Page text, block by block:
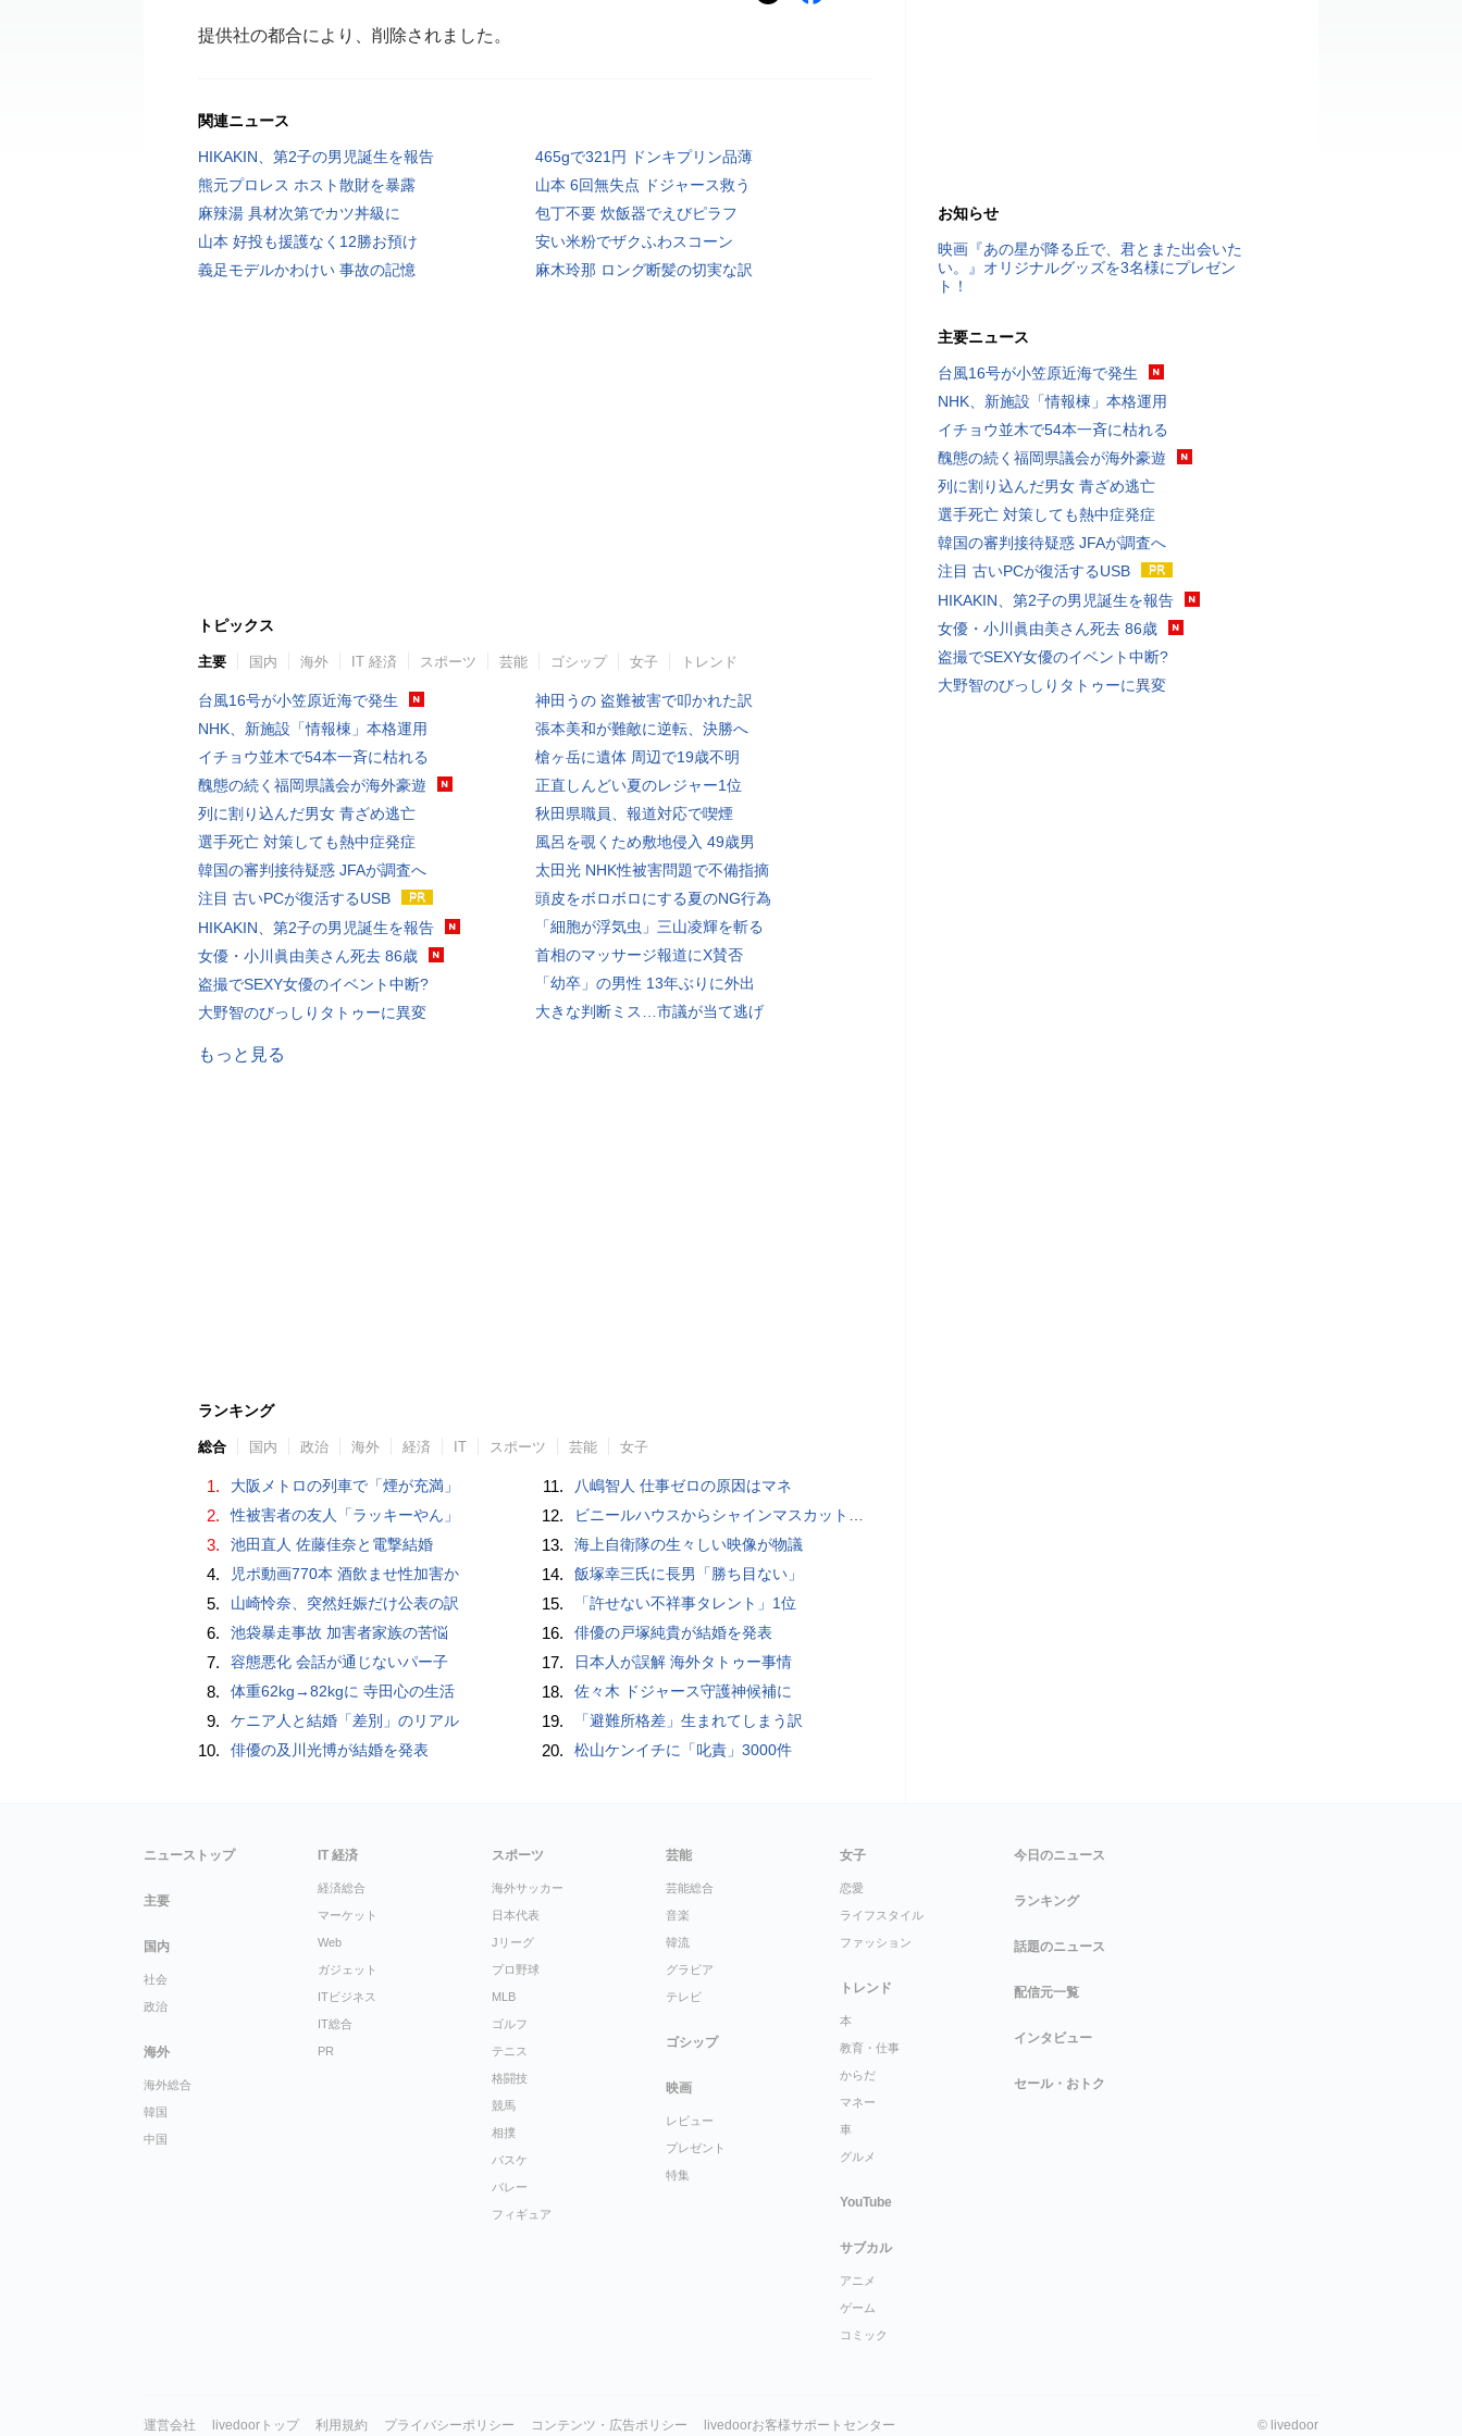
提供社の都合により、削除されました。
関連ニュース
HIKAKIN、第2子の男児誕生を報告
465gで321円 ドンキプリン品薄
熊元プロレス ホスト散財を暴露
山本 6回無失点 ドジャース救う
麻辣湯 具材次第でカツ丼級に
包丁不要 炊飯器でえびピラフ
山本 好投も援護なく12勝お預け
安い米粉でザクふわスコーン
義足モデルかわけい 事故の記憶
麻木玲那 ロング断髪の切実な訳
トピックス
主要 国内 海外 IT 経済 スポーツ 芸能 ゴシップ 女子 トレンド
台風16号が小笠原近海で発生
NHK、新施設「情報棟」本格運用
イチョウ並木で54本一斉に枯れる
醜態の続く福岡県議会が海外豪遊
列に割り込んだ男女 青ざめ逃亡
選手死亡 対策しても熱中症発症
韓国の審判接待疑惑 JFAが調査へ
注目 古いPCが復活するUSB
HIKAKIN、第2子の男児誕生を報告
女優・小川眞由美さん死去 86歳
盗撮でSEXY女優のイベント中断?
大野智のびっしりタトゥーに異変
神田うの 盗難被害で叩かれた訳
張本美和が難敵に逆転、決勝へ
槍ヶ岳に遺体 周辺で19歳不明
正直しんどい夏のレジャー1位
秋田県職員、報道対応で喫煙
風呂を覗くため敷地侵入 49歳男
太田光 NHK性被害問題で不備指摘
頭皮をボロボロにする夏のNG行為
「細胞が浮気虫」三山凌輝を斬る
首相のマッサージ報道にX賛否
「幼卒」の男性 13年ぶりに外出
大きな判断ミス…市議が当て逃げ
もっと見る
ランキング
総合 国内 政治 海外 経済 IT スポーツ 芸能 女子
1. 大阪メトロの列車で「煙が充満」
2. 性被害者の友人「ラッキーやん」
3. 池田直人 佐藤佳奈と電撃結婚
4. 児ポ動画770本 酒飲ませ性加害か
5. 山崎怜奈、突然妊娠だけ公表の訳
6. 池袋暴走事故 加害者家族の苦悩
7. 容態悪化 会話が通じないパー子
8. 体重62kg→82kgに 寺田心の生活
9. ケニア人と結婚「差別」のリアル
10. 俳優の及川光博が結婚を発表
11. 八嶋智人 仕事ゼロの原因はマネ
12. ビニールハウスからシャインマスカット約200房を盗んだ疑い ネットで販売か 無職の男（42）逮捕 岡山県警
13. 海上自衛隊の生々しい映像が物議
14. 飯塚幸三氏に長男「勝ち目ない」
15. 「許せない不祥事タレント」1位
16. 俳優の戸塚純貴が結婚を発表
17. 日本人が誤解 海外タトゥー事情
18. 佐々木 ドジャース守護神候補に
19. 「避難所格差」生まれてしまう訳
20. 松山ケンイチに「叱責」3000件
お知らせ
映画『あの星が降る丘で、君とまた出会いた
い。』オリジナルグッズを3名様にプレゼン
ト！
主要ニュース
台風16号が小笠原近海で発生
NHK、新施設「情報棟」本格運用
イチョウ並木で54本一斉に枯れる
醜態の続く福岡県議会が海外豪遊
列に割り込んだ男女 青ざめ逃亡
選手死亡 対策しても熱中症発症
韓国の審判接待疑惑 JFAが調査へ
注目 古いPCが復活するUSB
HIKAKIN、第2子の男児誕生を報告
女優・小川眞由美さん死去 86歳
盗撮でSEXY女優のイベント中断?
大野智のびっしりタトゥーに異変
ニューストップ
主要
国内
社会
政治
海外
海外総合
韓国
中国
IT 経済
経済総合
マーケット
Web
ガジェット
ITビジネス
IT総合
PR
スポーツ
海外サッカー
日本代表
Jリーグ
プロ野球
MLB
ゴルフ
テニス
格闘技
競馬
相撲
バスケ
バレー
フィギュア
芸能
芸能総合
音楽
韓流
グラビア
テレビ
ゴシップ
映画
レビュー
プレゼント
特集
女子
恋愛
ライフスタイル
ファッション
トレンド
本
教育・仕事
からだ
マネー
車
グルメ
YouTube
サブカル
アニメ
ゲーム
コミック
今日のニュース
ランキング
話題のニュース
配信元一覧
インタビュー
セール・おトク
運営会社 livedoorトップ 利用規約 プライバシーポリシー コンテンツ・広告ポリシー livedoorお客様サポートセンター © livedoor